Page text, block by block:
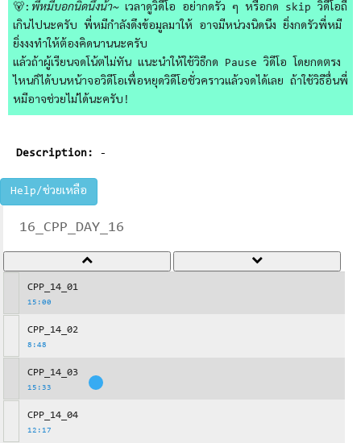
🐻: พี่หมีบอกนิดนึงน้า~เวลาดูวิดีโอ อย่ากดรัว ๆ หรือกด skip วิดีโอถี่
เกินไปนะครับ พี่หมีกำลังดึงข้อมูลมาให้ อาจมีหน่วงนิดนึง ยิ่งกดรัวพี่หมี
ยิ่งงงทำให้ต้องคิดนานนะครับ
แล้วถ้าผู้เรียนจดโน้ตไม่ทัน แนะนำให้ใช้วิธีกด Pause วิดีโอ โดยกดตรง
ไหนก็ได้บนหน้าจอวิดีโอเพื่อหยุดวิดีโอชั่วคราวแล้วจดได้เลย ถ้าใช้วิธีอื่นพี่
หมีอาจช่วยไม่ได้นะครับ!
Description: -
Help/ช่วยเหลือ
16_CPP_DAY_16
CPP_14_01
15:00
CPP_14_02
8:48
CPP_14_03
15:33
CPP_14_04
12:17